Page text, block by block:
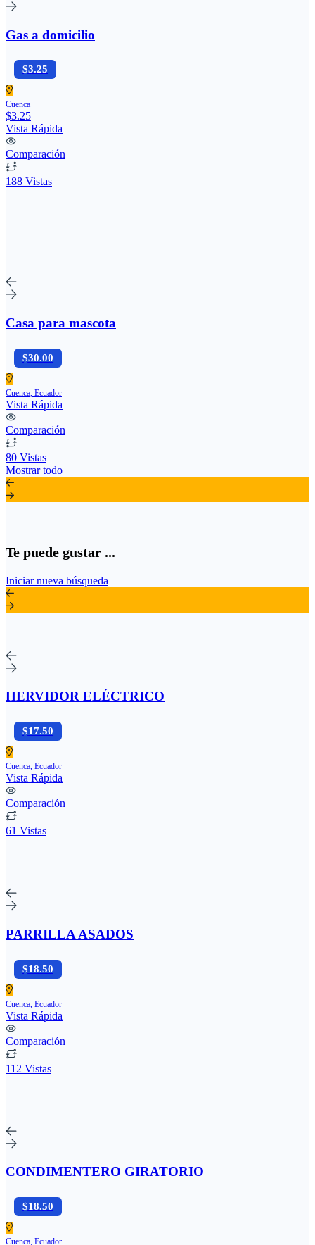
Gas a domicilio
$3.25
Cuenca
$3.25
Vista Rápida
Comparación
188 Vistas
Casa para mascota
$30.00
Cuenca, Ecuador
Vista Rápida
Comparación
80 Vistas
Mostrar todo
Te puede gustar ...
Iniciar nueva búsqueda
HERVIDOR ELÉCTRICO
$17.50
Cuenca, Ecuador
Vista Rápida
Comparación
61 Vistas
PARRILLA ASADOS
$18.50
Cuenca, Ecuador
Vista Rápida
Comparación
112 Vistas
CONDIMENTERO GIRATORIO
$18.50
Cuenca, Ecuador